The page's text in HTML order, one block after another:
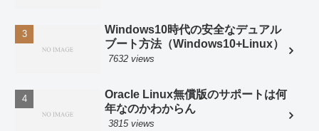
Windows10時代の安全なデュアル
ブート方法（Windows10+Linux）
7632 views
Oracle Linux無償版のサポートは何
年なのかわからん
3815 views